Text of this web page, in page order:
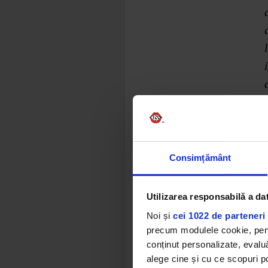
Consimțământ
Utilizarea responsabilă a
Noi și cei 1022 de
precum modulele cookie,
conținut personalizate,
alege cine și cu ce scopuri
după
„Echo”
Elyanna.
Albumul
întreaga